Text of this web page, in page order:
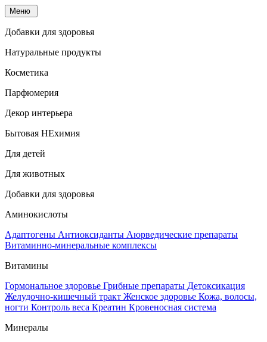
Меню
Добавки для здоровья
Натуральные продукты
Косметика
Парфюмерия
Декор интерьера
Бытовая НЕхимия
Для детей
Для животных
Добавки для здоровья
Аминокислоты
Адаптогены Антиоксиданты Аюрведические препараты
Витаминно-минеральные комплексы
Витамины
Гормональное здоровье Грибные препараты Детоксикация
Желудочно-кишечный тракт Женское здоровье Кожа, волосы,
ногти Контроль веса Креатин Кровеносная система
Минералы